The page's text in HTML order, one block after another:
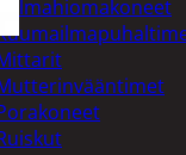
Kulmahiomakoneet